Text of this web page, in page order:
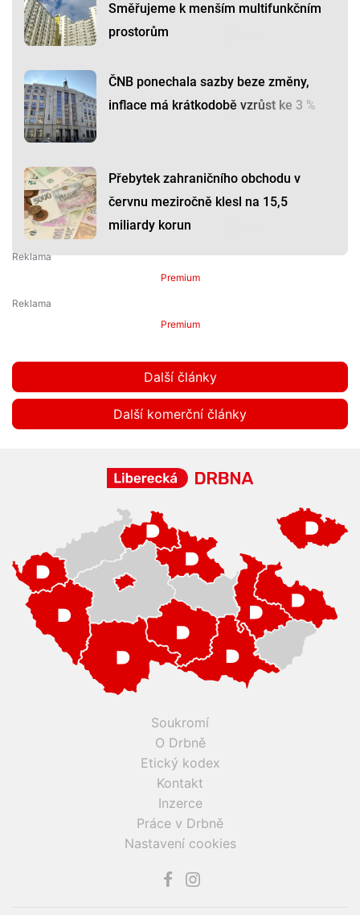
Směřujeme k menším multifunkčním
prostorům
ČNB ponechala sazby beze změny,
inflace má krátkodobě vzrůst ke 3 %
Přebytek zahraničního obchodu v
červnu meziročně klesl na 15,5
miliardy korun
Premium
Premium
Další články
Další komerční články
Soukromí
O Drbně
Etický kodex
Kontakt
Inzerce
Práce v Drbně
Nastavení cookies